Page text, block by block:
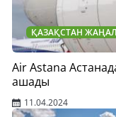
ҚАЗАҚСТАН
Air Astana
ашады
11.04.2024